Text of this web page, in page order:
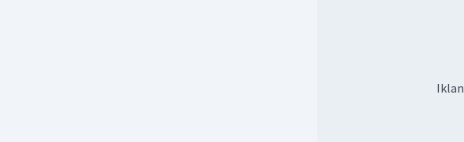
Iklan